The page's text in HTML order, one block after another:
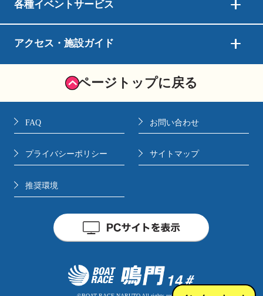
各種イベントサービス
アクセス・施設ガイド
ページトップに戻る
FAQ お問い合わせ
プライバシーポリシー サイトマップ
推奨環境